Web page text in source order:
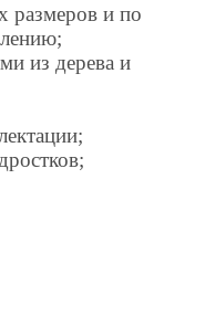
размеров и по
из дерева и